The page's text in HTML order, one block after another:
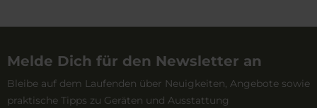
Melde Dich für den Newsletter an
Bleibe auf dem Laufenden über Neuigkeiten, Angebote sowie
praktische Tipps zu Geräten und Ausstattung